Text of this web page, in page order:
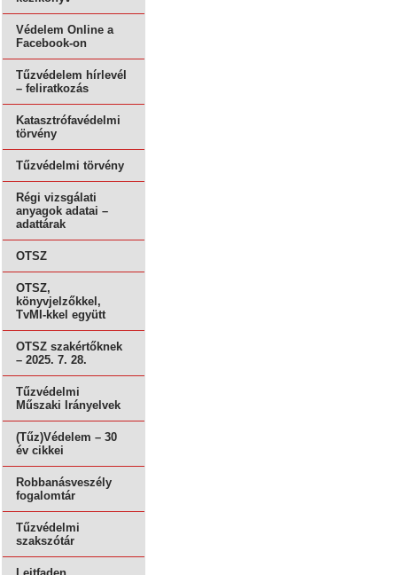
Védelem Online a
Facebook-on
Tűzvédelem hírlevél
– feliratkozás
Katasztrófavédelmi
törvény
Tűzvédelmi törvény
Régi vizsgálati
anyagok adatai –
adattárak
OTSZ
OTSZ,
könyvjelzőkkel,
TvMI-kkel együtt
OTSZ szakértőknek
– 2025. 7. 28.
Tűzvédelmi
Műszaki Irányelvek
(Tűz)Védelem – 30
év cikkei
Robbanásveszély
fogalomtár
Tűzvédelmi
szakszótár